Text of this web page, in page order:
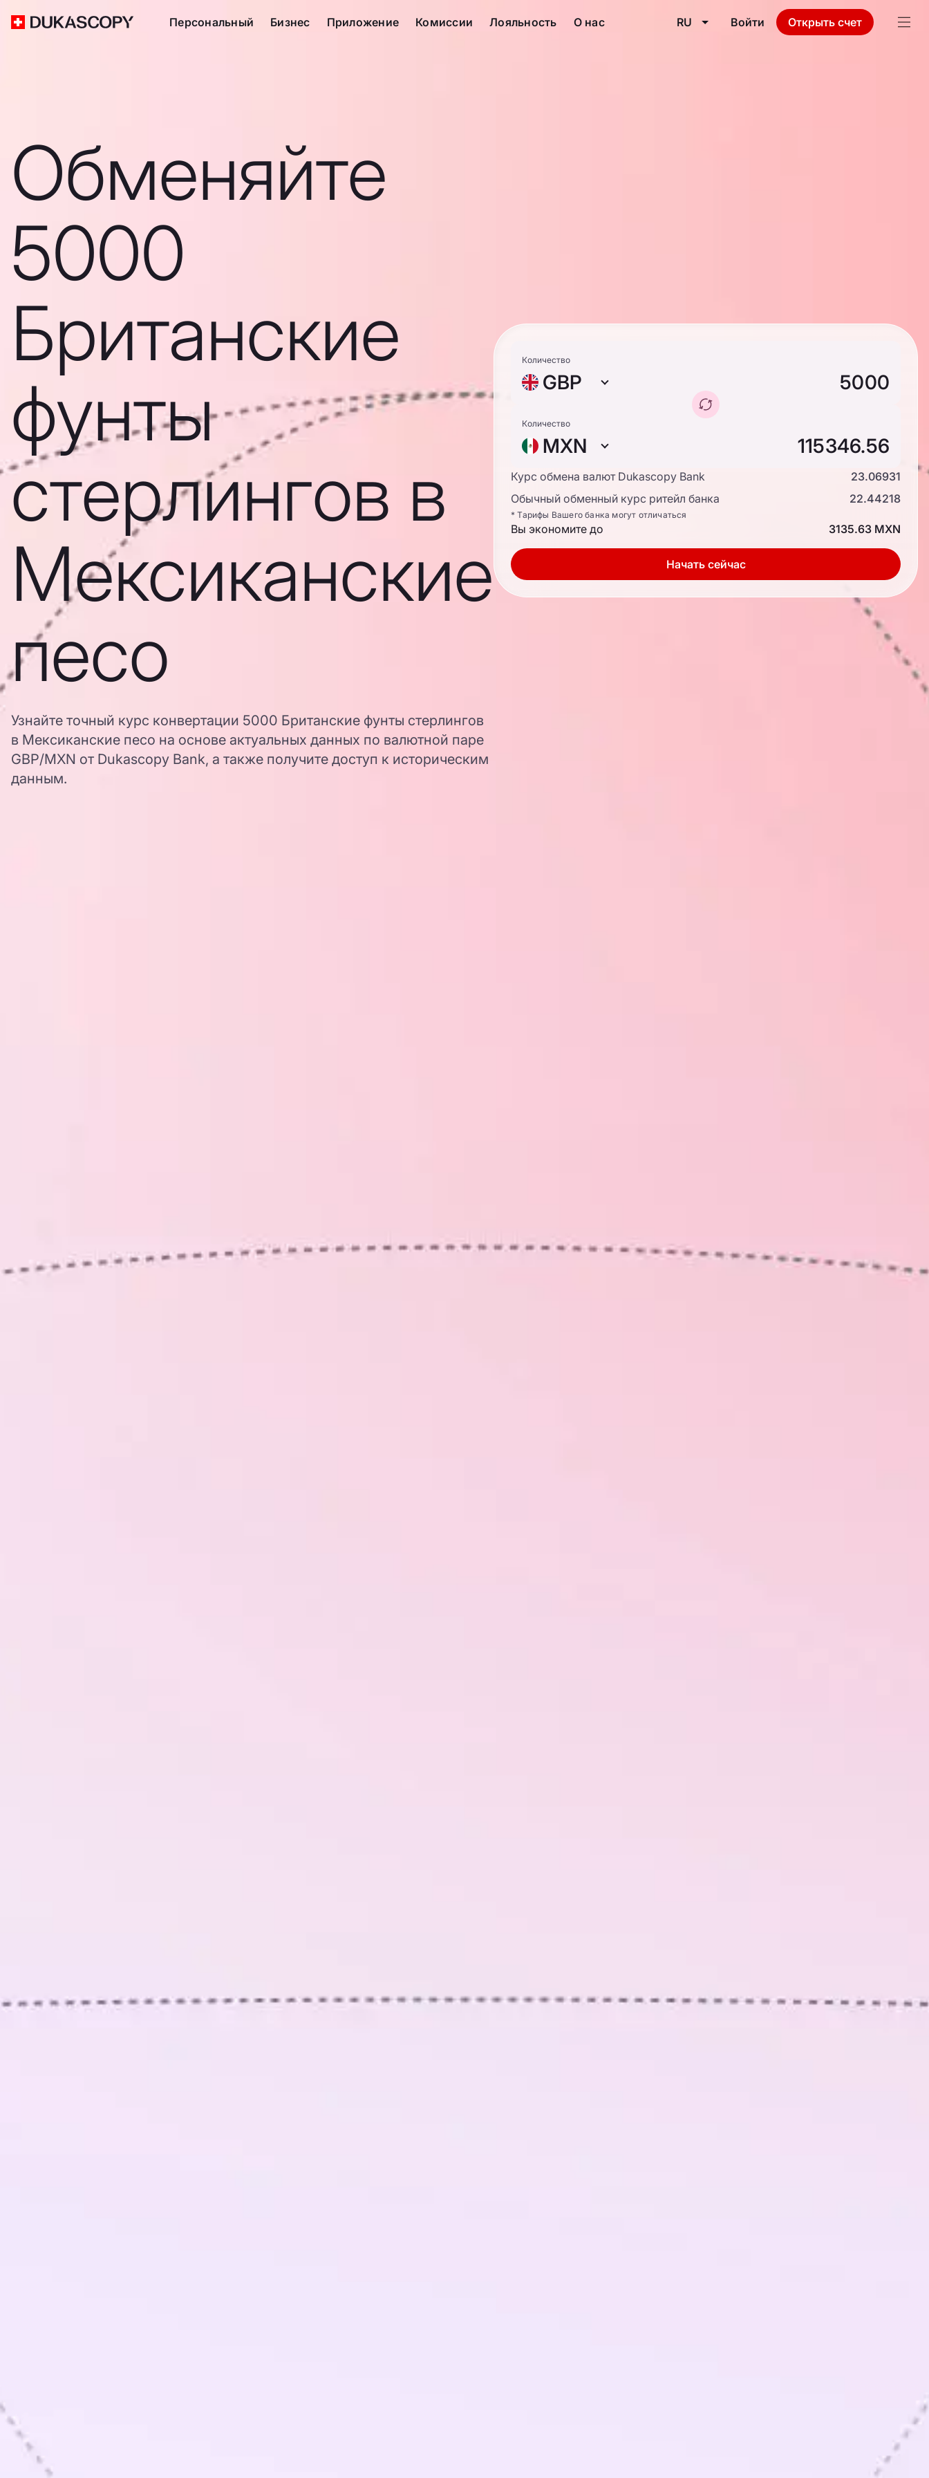
Персональный Бизнес Приложение Комиссии Лояльность О нас RU Войти Открыть счет
Обменяйте
5000
Британские
фунты
стерлингов в
Мексиканские
песо
Узнайте точный курс конвертации 5000 Британские фунты стерлингов
в Мексиканские песо на основе актуальных данных по валютной паре
GBP/MXN от Dukascopy Bank, а также получите доступ к историческим
данным.
Количество
GBP
Количество
MXN
Курс обмена валют Dukascopy Bank
23.06931
Обычный обменный курс ритейл банка
22.44218
* Тарифы Вашего банка могут отличаться
Вы экономите до 3135.63 MXN
Начать сейчас